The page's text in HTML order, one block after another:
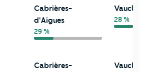
Cabrières-
d'Aigues
29 %
Vaucluse
28 %
Cabrières-
Vaucluse